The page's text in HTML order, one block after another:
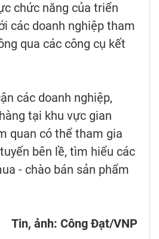
chức năng của triển
các doanh nghiệp tham
qua các công cụ kết
các doanh nghiệp,
tại khu vực gian
quan có thể tham gia
bên lề, tìm hiểu các
- chào bán sản phẩm
Tin, ảnh: Công Đạt/VNP